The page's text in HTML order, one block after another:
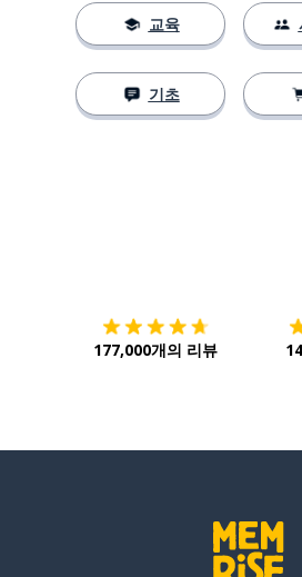
교육
기초
177,000개의 리뷰